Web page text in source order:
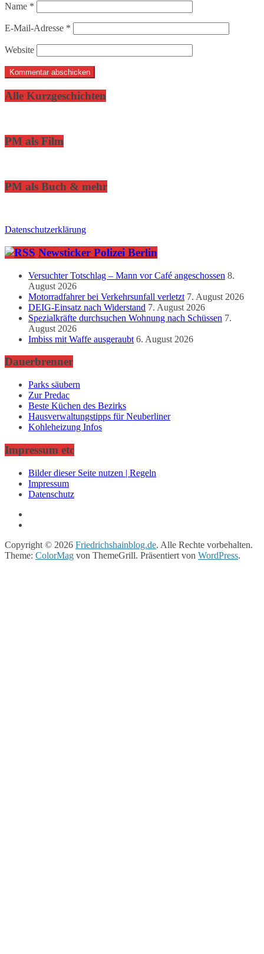
Name *
E-Mail-Adresse *
Website
Alle Kurzgeschichten
PM als Film
PM als Buch & mehr
Datenschutzerklärung
Newsticker Polizei Berlin
Versuchter Totschlag – Mann vor Café angeschossen 8.
August 2026
Motorradfahrer bei Verkehrsunfall verletzt 7. August 2026
DEIG-Einsatz nach Widerstand 7. August 2026
Spezialkräfte durchsuchen Wohnung nach Schüssen 7.
August 2026
Imbiss mit Waffe ausgeraubt 6. August 2026
Dauerbrenner
Parks säubern
Zur Predac
Beste Küchen des Bezirks
Hausverwaltungstipps für Neuberliner
Kohleheizung Infos
Impressum etc
Bilder dieser Seite nutzen | Regeln
Impressum
Datenschutz
Copyright © 2026 Friedrichshainblog.de. Alle Rechte vorbehalten.
Theme: ColorMag von ThemeGrill. Präsentiert von WordPress.